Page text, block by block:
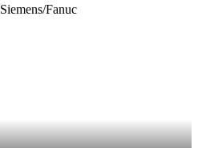
Siemens/Fanuc